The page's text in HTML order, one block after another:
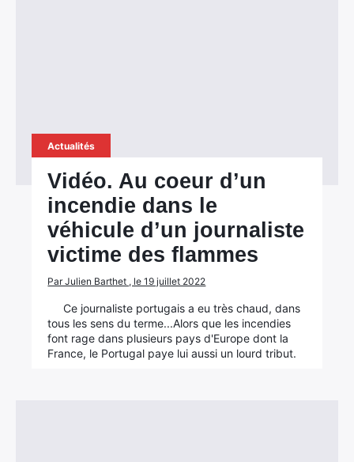
Actualités
Vidéo. Au coeur d’un
incendie dans le
véhicule d’un journaliste
victime des flammes
Par Julien Barthet , le 19 juillet 2022
Ce journaliste portugais a eu très chaud, dans
tous les sens du terme...Alors que les incendies
font rage dans plusieurs pays d'Europe dont la
France, le Portugal paye lui aussi un lourd tribut.